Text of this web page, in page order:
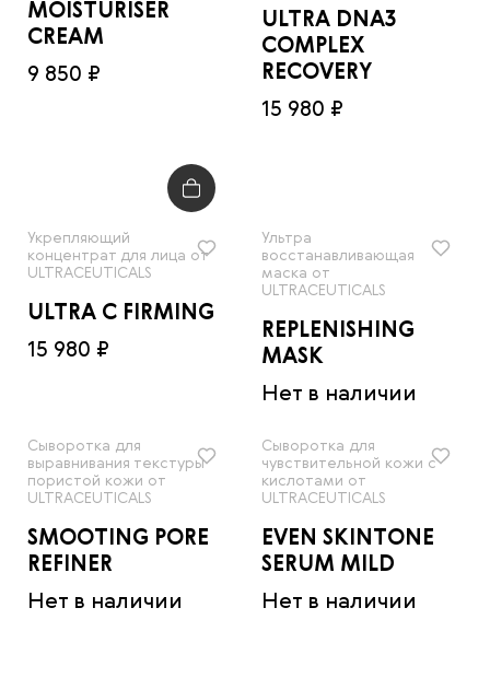
MOISTURISER
CREAM
9 850 ₽
ULTRA DNA3
COMPLEX
RECOVERY
15 980 ₽
Укрепляющий
концентрат для лица от
ULTRACEUTICALS
ULTRA C FIRMING
15 980 ₽
Ультра
восстанавливающая
маска от
ULTRACEUTICALS
REPLENISHING
MASK
Нет в наличии
Сыворотка для
выравнивания текстуры
пористой кожи от
ULTRACEUTICALS
SMOOTING PORE
REFINER
Нет в наличии
Сыворотка для
чувствительной кожи с
кислотами от
ULTRACEUTICALS
EVEN SKINTONE
SERUM MILD
Нет в наличии